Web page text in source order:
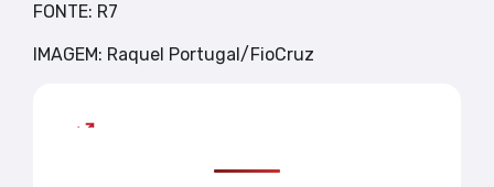
FONTE: R7
IMAGEM: Raquel Portugal/FioCruz